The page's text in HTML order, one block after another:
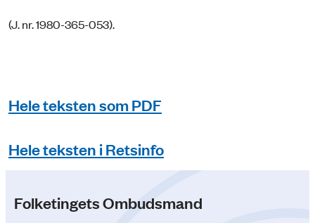
(J. nr. 1980-365-053).
Hele teksten som PDF
Hele teksten i Retsinfo
Folketingets Ombudsmand